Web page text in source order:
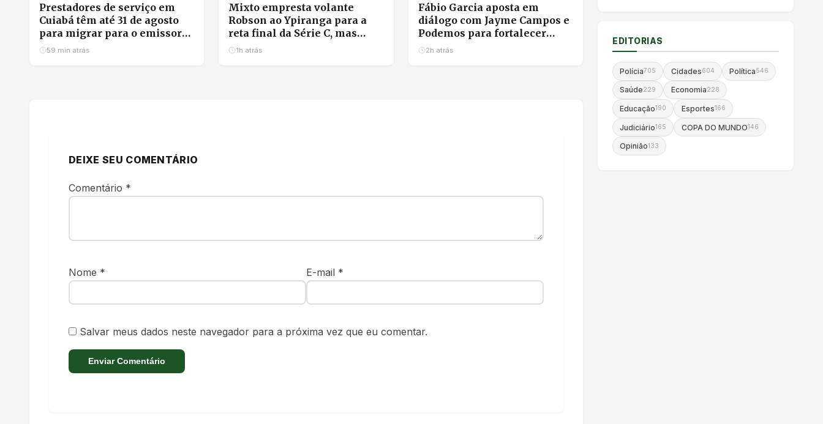
Prestadores de serviço em
Cuiabá têm até 31 de agosto
para migrar para o emissor
nacional de nota fiscal
59 min atrás
Mixto empresta volante
Robson ao Ypiranga para a
reta final da Série C, mas
garante retorno para 2027
1h atrás
Fábio Garcia aposta em
diálogo com Jayme Campos e
Podemos para fortalecer
chapa com Pivetta
2h atrás
DEIXE SEU COMENTÁRIO
Comentário *
Nome * E-mail *
Salvar meus dados neste navegador para a próxima vez que eu comentar.
EDITORIAS
Polícia705 Cidades604 Política546
Saúde229 Economia228
Educação190 Esportes166
Judiciário165 COPA DO MUNDO146
Opinião133